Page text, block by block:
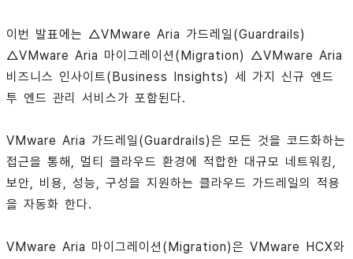
이번 발표에는 △VMware Aria 가드레일(Guardrails)
△VMware Aria 마이그레이션(Migration) △VMware Aria
비즈니스 인사이트(Business Insights) 세 가지 신규 엔드
투 엔드 관리 서비스가 포함된다.
VMware Aria 가드레일(Guardrails)은 모든 것을 코드화하는
접근을 통해, 멀티 클라우드 환경에 적합한 대규모 네트워킹,
보안, 비용, 성능, 구성을 지원하는 클라우드 가드레일의 적용
을 자동화 한다.
VMware Aria 마이그레이션(Migration)은 VMware HCX와